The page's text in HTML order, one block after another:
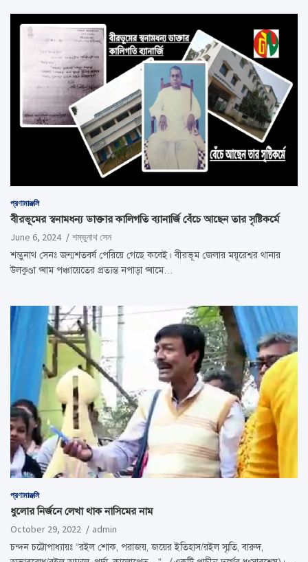
প্রণামাঞ্জলি
বীরভূমের স্বনামধন্য ডাক্তার কালিগতি ব্যানার্জি বেঁচে আছেন তার সৃষ্টিকর্মে
June 6, 2024
শম্ভুনাথ সেন
শম্ভুনাথ সেনঃ জন্মশতবর্ষ পেরিয়ে গেছে কবেই। বীরভূম জেলার ময়ূরেশ্বর থানার
উলকুণ্ডা গ্ৰাম পঞ্চায়েতের প্রত্যন্ত নপাড়া গ্ৰামে…
প্রণামাঞ্জলি
ধুলোর নির্জনে লেখা থাক নাসিমের নাম
October 29, 2022
admin
চন্দন চট্টোপাধ্যায়ঃ “রইল শোক, পরাজয়, জয়ের ইতিহাস/রইল স্মৃতি, বারুদ,